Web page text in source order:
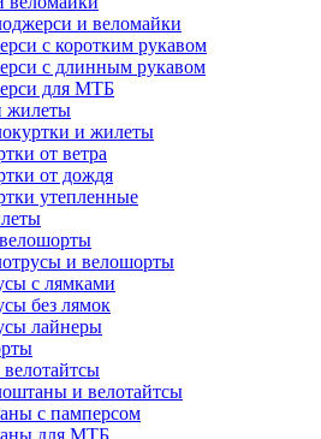
и веломайки
с коротким рукавом
с длинным рукавом
для МТБ
жилеты
и жилеты
от ветра
от дождя
утепленные
и велошорты
с лямками
без лямок
лайнеры
и велотайтсы
с памперсом
для МТБ